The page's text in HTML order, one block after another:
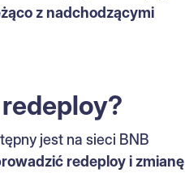
z nadchodzącymi
jest na sieci BNB
redeploy i zmianę